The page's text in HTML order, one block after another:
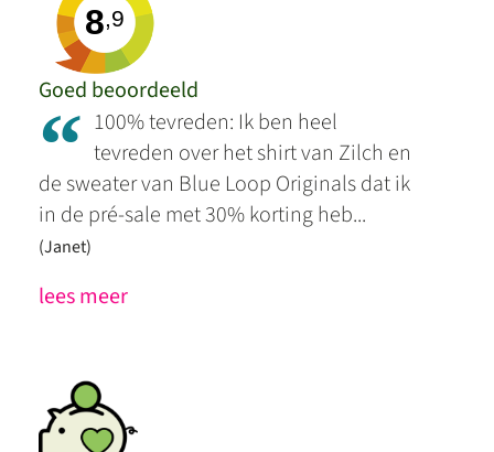
8,9
Goed beoordeeld
“ 100% tevreden: Ik ben heel
tevreden over het shirt van Zilch en
de sweater van Blue Loop Originals dat ik
in de pré-sale met 30% korting heb...
(Janet)
lees meer